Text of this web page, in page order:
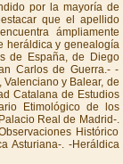
por la mayoría de
que el apellido
ámpliamente
heráldica y genealogía
de España, de Diego
Carlos de Guerra.- -
y Balear, de
Catalana de Estudios
Etimológico de los
Real de Madrid-.
Histórico
Asturiana-. -Heráldica